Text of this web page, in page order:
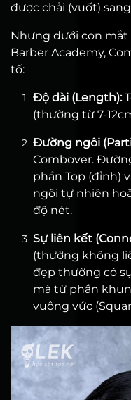
được chải (vuốt)
Nhưng dưới con
Barber Academy,
tố:
Độ dài (Length):
(thường từ 7-
Đường ngôi
Combover.
phần Top (đỉnh)
ngôi tự nhiên
độ nét.
Sự liên kết
(thường không
đẹp thường có
mà từ phần
vuông vức